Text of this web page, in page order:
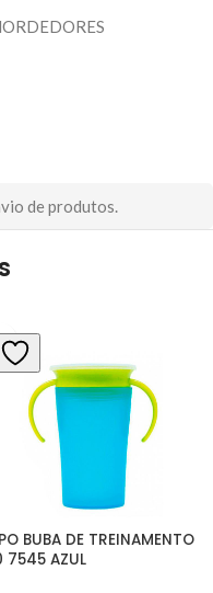
de produtos.
BUBA DE TREINAMENTO
7545 AZUL